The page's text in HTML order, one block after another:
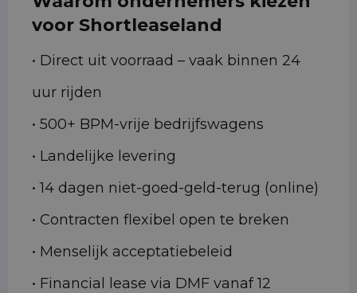
voor Shortleaseland
• Direct uit voorraad – vaak binnen 24
uur rijden
• 500+ BPM-vrije bedrijfswagens
• Landelijke levering
• 14 dagen niet-goed-geld-terug (online)
• Contracten flexibel open te breken
• Menselijk acceptatiebeleid
• Financial lease via DMF vanaf 12